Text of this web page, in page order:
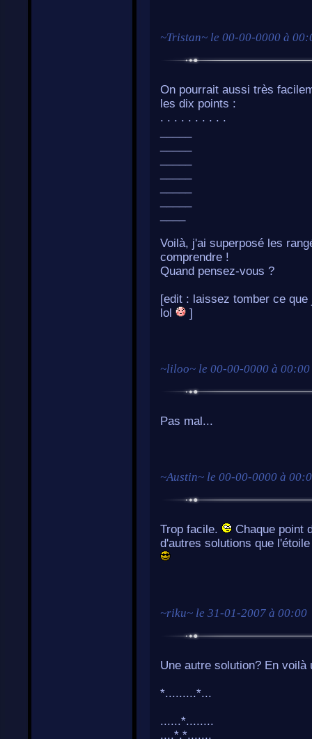
~Tristan~ le 00-00-0000 à
On pourrait aussi très
les dix points :
. . . . . . . . . .
Voilà, j'ai superposé les
comprendre !
Quand pensez-vous ?
[edit : laissez tomber ce
lol
]
~liloo~ le 00-00-0000 à 00:00
Pas mal...
~Austin~ le 00-00-0000 à
Trop facile.
Chaque point
d'autres solutions que
~riku~ le 31-01-2007 à 00:00
Une autre solution? En voilà
*.........*...
......*........
....*.*.......